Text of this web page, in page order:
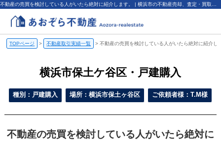
TOPページ > 不動産取引実績一覧 > 不動産の売買を検討している人がいたら絶対に紹介し
横浜市保土ケ谷区・戸建購入
種別：戸建購入 場所：横浜市保土ヶ谷区 ご依頼者様：T.M様
不動産の売買を検討している人がいたら絶対に